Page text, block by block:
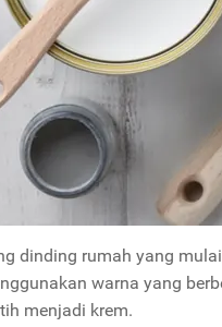
dinding rumah yang
warna yang
menjadi krem.